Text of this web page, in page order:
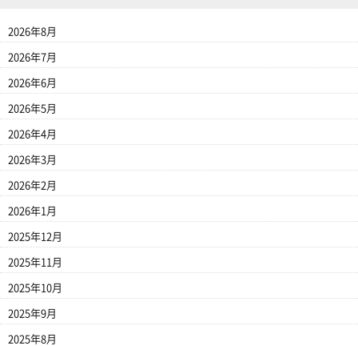
2026年8月
2026年7月
2026年6月
2026年5月
2026年4月
2026年3月
2026年2月
2026年1月
2025年12月
2025年11月
2025年10月
2025年9月
2025年8月